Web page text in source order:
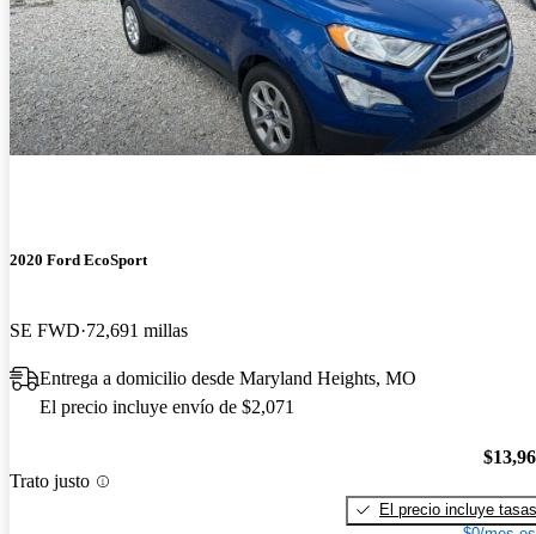
2020 Ford EcoSport
SE FWD 72,691 millas
Entrega a domicilio desde Maryland Heights, MO
El precio incluye envío de $2,071
Trato justo
El precio incluye tasas